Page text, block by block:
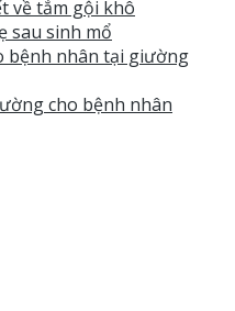
về tắm gội khô
sau sinh mổ
bệnh nhân tại giường
cho bệnh nhân